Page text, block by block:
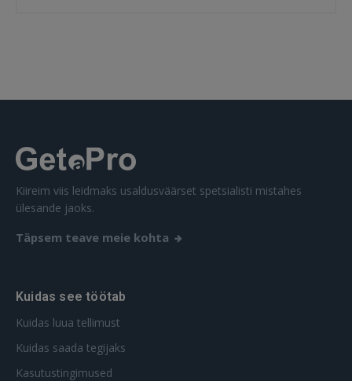
Kiireim viis leidmaks usaldusväärset spetsialisti mistahes
ülesande jaoks.
Täpsem teave meie kohta
Kuidas see töötab
Kuidas luua tellimust
Kuidas saada tegijaks
Kasutustingimused